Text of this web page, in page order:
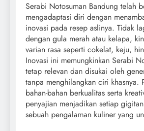
Serabi Notosuman Bandung telah
mengadaptasi diri dengan
inovasi pada resep aslinya. Tidak
dengan gula merah atau kelapa,
varian rasa seperti cokelat, keju,
Inovasi ini memungkinkan Serabi
tetap relevan dan disukai oleh
tanpa menghilangkan ciri khasnya.
bahan-bahan berkualitas serta
penyajian menjadikan setiap
sebuah pengalaman kuliner yang